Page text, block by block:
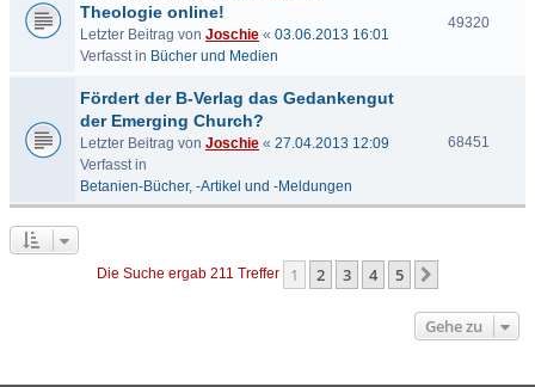
Theologie online!
Letzter Beitrag von Joschie « 03.06.2013 16:01
Verfasst in Bücher und Medien
49320
Fördert der B-Verlag das Gedankengut
der Emerging Church?
Letzter Beitrag von Joschie « 27.04.2013 12:09
Verfasst in
Betanien-Bücher, -Artikel und -Meldungen
68451
Die Suche ergab 211 Treffer 1 2 3 4 5
Gehe zu